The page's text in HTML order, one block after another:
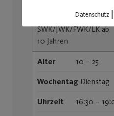
SWK/JWK/FWK/LK ab
10 Jahren
Alter 10 – 25
Wochentag Dienstag
Uhrzeit 16:30 –
Datenschutz|